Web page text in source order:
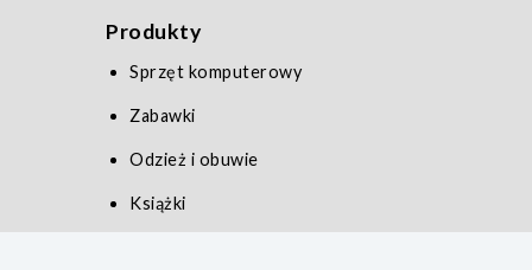
Produkty
Sprzęt komputerowy
Zabawki
Odzież i obuwie
Książki